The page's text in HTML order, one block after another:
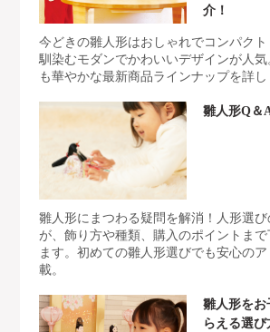
介！
今どきの雛人形はおしゃれでコンパクト
馴染むモダンでかわいいデザインが人
も華やかな最新商品ラインナップを詳し
雛人形Q＆
雛人形にまつわる疑問を解消！人形選び
が、飾り方や種類、購入のポイントま
ます。初めての雛人形選びでも安心の
載。
雛人形をお
らえる選び